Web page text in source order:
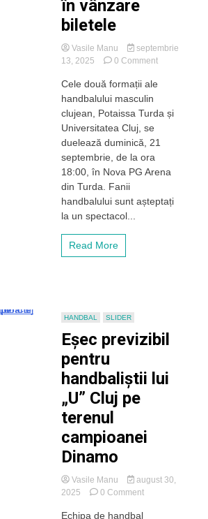
în vânzare
biletele
Vasile Manu
septembrie
13, 2025
0 Commenton
ul
clujean
Potaissa
„U”
S-
Cele două formații ale
handbalului masculin
clujean, Potaissa Turda și
Universitatea Cluj, se
duelează duminică, 21
septembrie, de la ora
18:00, în Nova PG Arena
din Turda. Fanii
handbalului sunt așteptați
la un spectacol...
Read More
HANDBAL SLIDER
Eșec previzibil
pentru
handbaliștii lui
„U” Cluj pe
terenul
campioanei
Dinamo
Vasile Manu
august 30,
2025
0 Commenton
Echipa de handbal